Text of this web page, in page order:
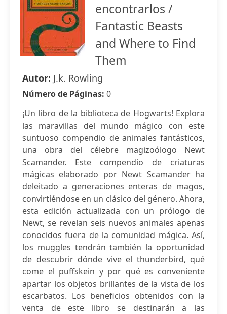
encontrarlos /
Fantastic Beasts
and Where to Find
Them
Autor: J.k. Rowling
Número de Páginas: 0
¡Un libro de la biblioteca de Hogwarts! Explora
las maravillas del mundo mágico con este
suntuoso compendio de animales fantásticos,
una obra del célebre magizoólogo Newt
Scamander. Este compendio de criaturas
mágicas elaborado por Newt Scamander ha
deleitado a generaciones enteras de magos,
convirtiéndose en un clásico del género. Ahora,
esta edición actualizada con un prólogo de
Newt, se revelan seis nuevos animales apenas
conocidos fuera de la comunidad mágica. Así,
los muggles tendrán también la oportunidad
de descubrir dónde vive el thunderbird, qué
come el puffskein y por qué es conveniente
apartar los objetos brillantes de la vista de los
escarbatos. Los beneficios obtenidos con la
venta de este libro se destinarán a las